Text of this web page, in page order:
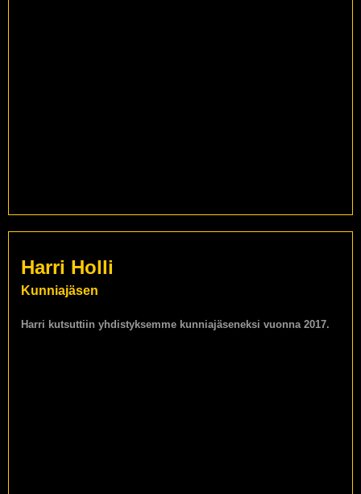
Harri Holli
Kunniajäsen
Harri kutsuttiin yhdistyksemme kunniajäseneksi vuonna 2017.